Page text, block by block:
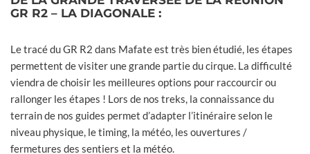
GR R2 – LA DIAGONALE :
Le tracé du GR R2 dans Mafate est très bien étudié, les étapes
permettent de visiter une grande partie du cirque. La difficulté
viendra de choisir les meilleures options pour raccourcir ou
rallonger les étapes ! Lors de nos treks, la connaissance du
terrain de nos guides permet d’adapter l’itinéraire selon le
niveau physique, le timing, la météo, les ouvertures /
fermetures des sentiers et la météo.